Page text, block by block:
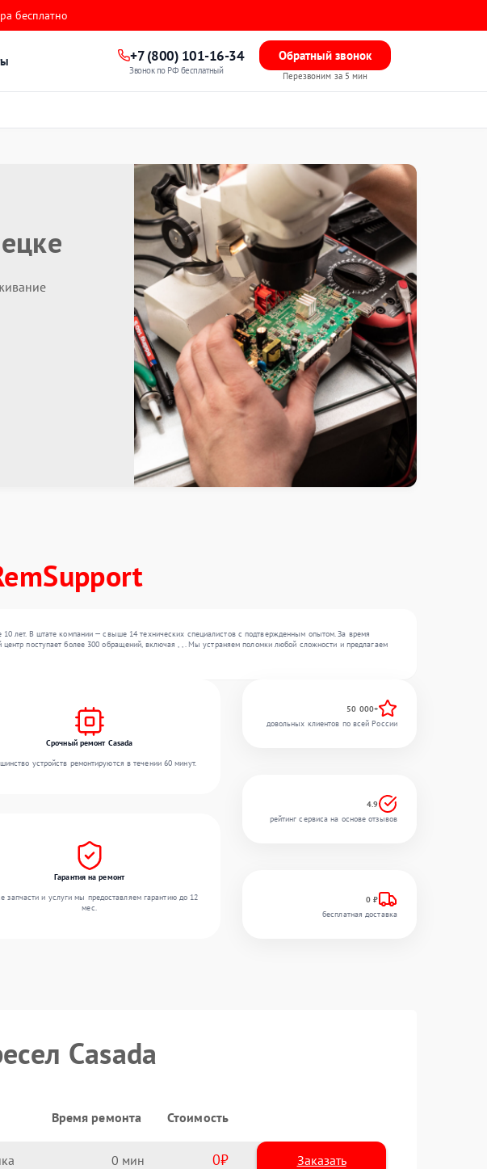
бесплатно
+7 (800) 101-16-34
Звонок по РФ бесплатный
Обратный звонок
Перезвоним за 5 мин
лет. В штате компании — свыше 14 технических специалистов с подтвержденным опытом. За время
поступает более 300 обращений, включая , , . Мы устраняем поломки любой сложности и предлагаем
Срочный ремонт Casada
устройств ремонтируются в течении 60 минут.
Гарантия на ремонт
запчасти и услуги мы предоставляем гарантию до 12
мес.
50 000+
довольных клиентов по всей России
4.9
рейтинг сервиса на основе отзывов
0 ₽
бесплатная доставка
Casada
Время ремонта Стоимость
0 0 Заказать